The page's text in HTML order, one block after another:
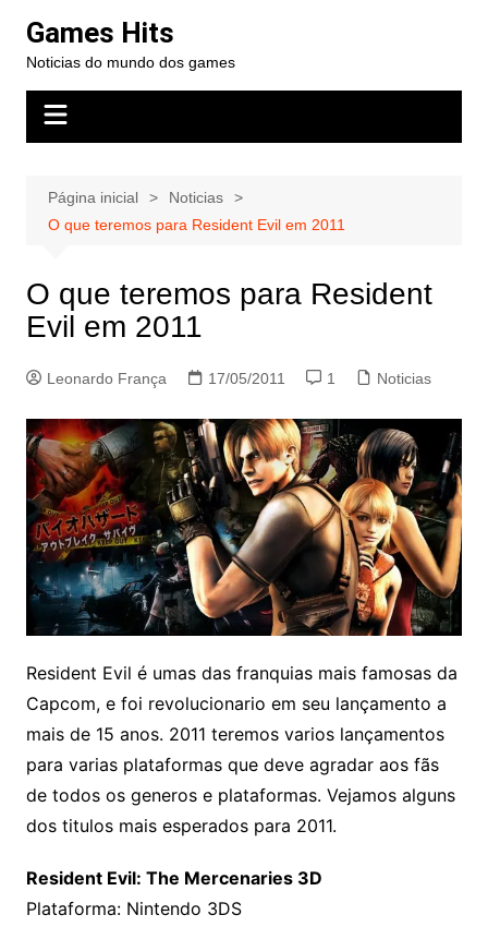
para
conteúdo
Games Hits
Noticias do mundo dos games
Página inicial
Noticias
O que teremos para Resident Evil em 2011
O que teremos para Resident
Evil em 2011
Leonardo França 17/05/2011 1 Noticias
Resident Evil é umas das franquias mais famosas da
Capcom, e foi revolucionario em seu lançamento a
mais de 15 anos. 2011 teremos varios lançamentos
para varias plataformas que deve agradar aos fãs
de todos os generos e plataformas. Vejamos alguns
dos titulos mais esperados para 2011.
Resident Evil: The Mercenaries 3D
Plataforma: Nintendo 3DS